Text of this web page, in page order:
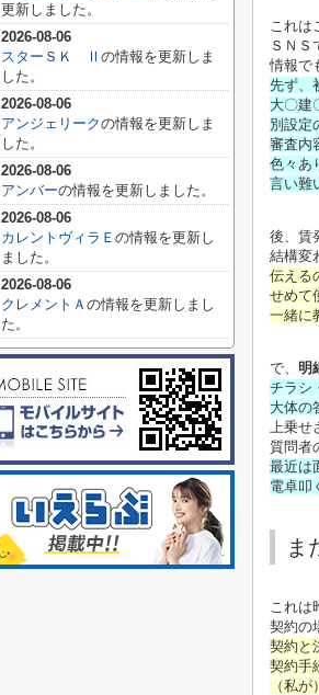
これは
ＳＮＳ
情報で
先ず、
大〇建
別設定
審査内
色々あ
言い難
後、賃
結構変
伝える
せめて
一緒に
で、 明
チラシ
大体の
上乗
質問者
最近は
電卓叩
ま
これは
契約の
契約と
契約手
（私
更新しました。
2026-08-06
スターＳＫ Ⅱ の情報を更新しま
した。
2026-08-06
アンジェリークの情報を更新しま
した。
2026-08-06
アンバーの情報を更新しました。
2026-08-06
カレントヴィラＥ の情報を更新し
ました。
2026-08-06
クレメントＡ の情報を更新しまし
た。